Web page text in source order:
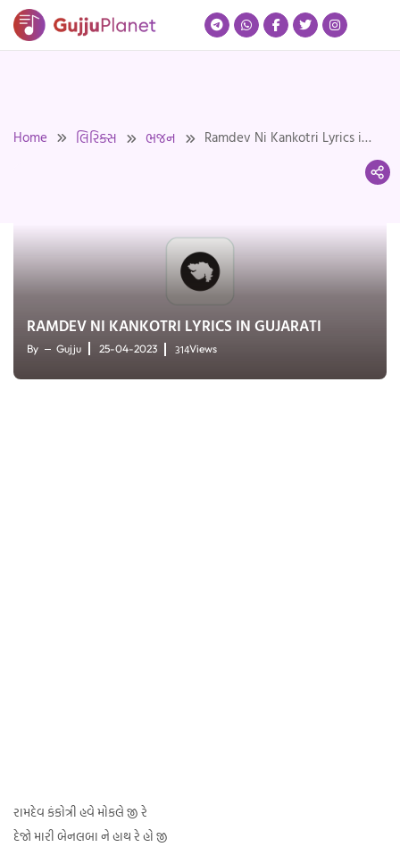
Skip
Home લિરિક્સ ભજન
Ramdev Ni Kankotri Lyrics in
RAMDEV NI KANKOTRI LYRICS IN GUJARATI
By Gujju 25-04-2023 314Views
રામદેવ કંકોત્રી હવે મોકલે જી રે
દેજો મારી બેનલબા ને હાથ રે હો જી